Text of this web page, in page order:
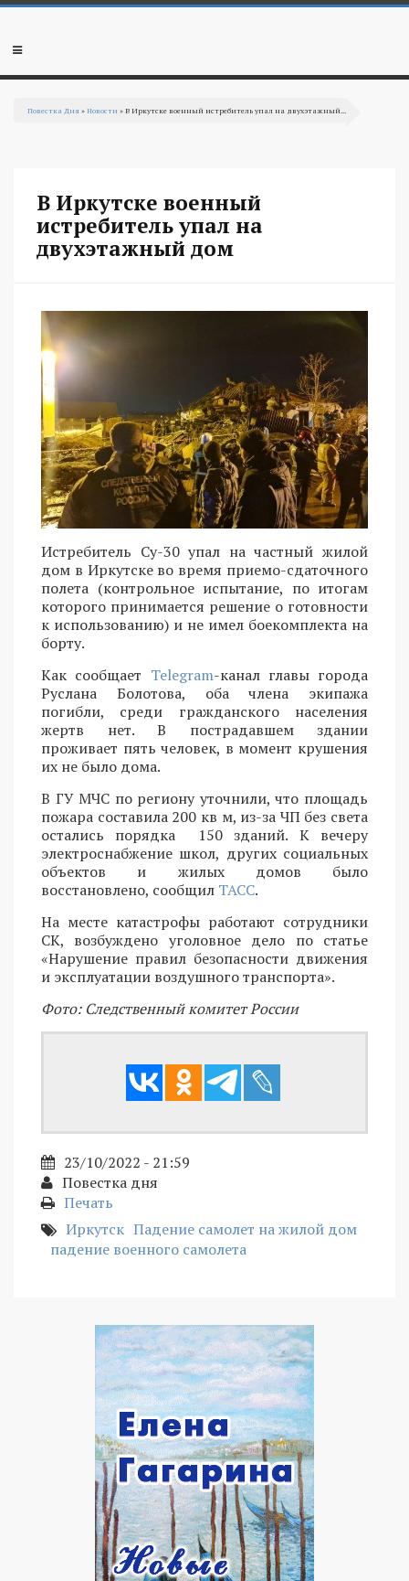
Перейти к основному содержанию
Мобильное
Повестка Дня »Новости » В Иркутске военный истребитель упал на двухэтажный...
В Иркутске военный
истребитель упал на
двухэтажный дом
Истребитель Су-30 упал на частный жилой
дом в Иркутске во время приемо-сдаточного
полета (контрольное испытание, по итогам
которого принимается решение о готовности
к использованию) и не имел боекомплекта на
борту.
Как сообщает Telegram-канал главы города
Руслана Болотова, оба члена экипажа
погибли, среди гражданского населения
жертв нет. В пострадавшем здании
проживает пять человек, в момент крушения
их не было дома.
В ГУ МЧС по региону уточнили, что площадь
пожара составила 200 кв м, из-за ЧП без света
остались порядка 150 зданий. К вечеру
электроснабжение школ, других социальных
объектов и жилых домов было
восстановлено, сообщил ТАСС.
На месте катастрофы работают сотрудники
СК, возбуждено уголовное дело по статье
«Нарушение правил безопасности движения
и эксплуатации воздушного транспорта».
Фото: Следственный комитет России
23/10/2022 - 21:59
Повестка дня
Печать
Иркутск Падение самолет на жилой дом
падение военного самолета